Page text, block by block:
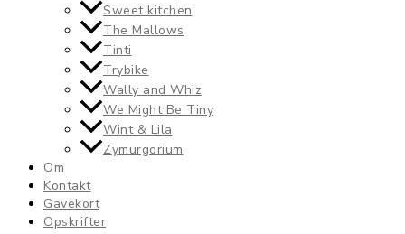
Sweet kitchen
The Mallows
Tinti
Trybike
Wally and Whiz
We Might Be Tiny
Wint & Lila
Zymurgorium
Om
Kontakt
Gavekort
Opskrifter